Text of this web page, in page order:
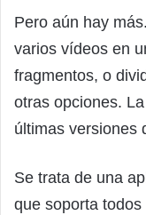
Pero aún hay
varios vídeos en
fragmentos, o
otras opciones.
últimas versiones
Se trata de una
que soporta